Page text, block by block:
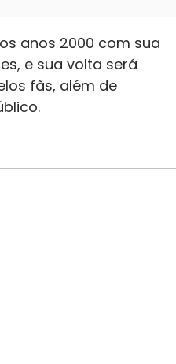
anos 2000 com sua
e sua volta será
fãs, além de